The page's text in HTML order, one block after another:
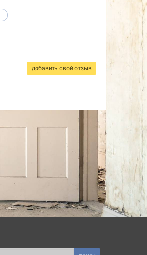
добавить свой отзыв